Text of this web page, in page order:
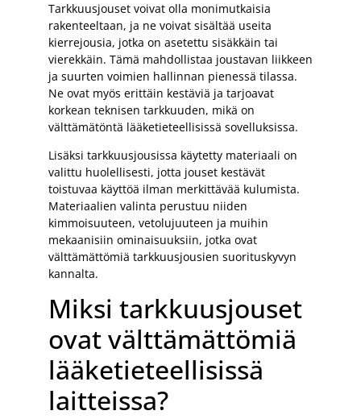
Tarkkuusjouset voivat olla monimutkaisia
rakenteeltaan, ja ne voivat sisältää useita
kierrejousia, jotka on asetettu sisäkkäin tai
vierekkäin. Tämä mahdollistaa joustavan liikkeen
ja suurten voimien hallinnan pienessä tilassa.
Ne ovat myös erittäin kestäviä ja tarjoavat
korkean teknisen tarkkuuden, mikä on
välttämätöntä lääketieteellisissä sovelluksissa.
Lisäksi tarkkuusjousissa käytetty materiaali on
valittu huolellisesti, jotta jouset kestävät
toistuvaa käyttöä ilman merkittävää kulumista.
Materiaalien valinta perustuu niiden
kimmoisuuteen, vetolujuuteen ja muihin
mekaanisiin ominaisuuksiin, jotka ovat
välttämättömiä tarkkuusjousien suorituskyvyn
kannalta.
Miksi tarkkuusjouset
ovat välttämättömiä
lääketieteellisissä
laitteissa?